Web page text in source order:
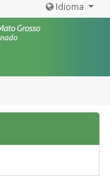
Idioma